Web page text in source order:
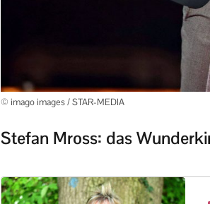
© imago images / STAR-MEDIA
Stefan Mross: das